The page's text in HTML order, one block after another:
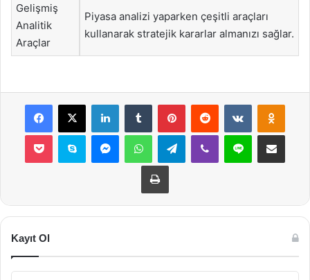
Gelişmiş
Analitik
Araçlar
Piyasa analizi yaparken çeşitli araçları
kullanarak stratejik kararlar almanızı sağlar.
Facebook
X LinkedInTumblr PinterestReddit VKontakte
Pocket Skype MessengerWhatsAppTelegramViber Line E-Posta ile
Yazdır
Kayıt Ol